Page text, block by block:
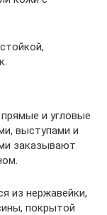
и угловые
выступами и
заказывают
из нержавейки,
покрытой